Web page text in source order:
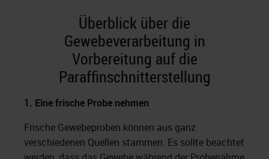
Überblick über die
Gewebeverarbeitung in
Vorbereitung auf die
Paraffinschnitterstellung
1. Eine frische Probe nehmen
Frische Gewebeproben können aus ganz
verschiedenen Quellen stammen. Es sollte beachtet